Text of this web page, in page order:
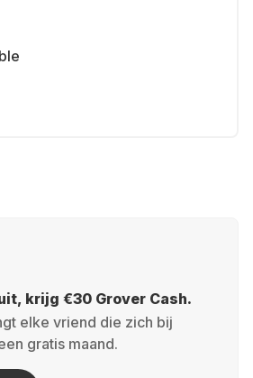
krijg €30 Grover Cash.
elke vriend die zich bij
gratis maand.